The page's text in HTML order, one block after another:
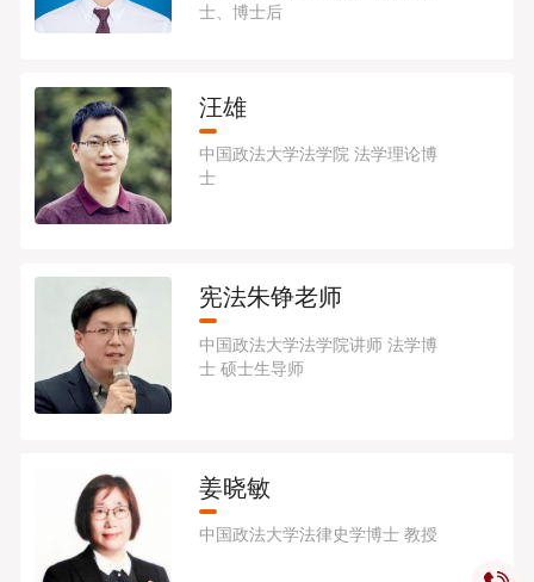
士、博士后
汪雄
中国政法大学法学院 法学理论博
士
宪法朱铮老师
中国政法大学法学院讲师 法学博
士 硕士生导师
姜晓敏
中国政法大学法律史学博士 教授